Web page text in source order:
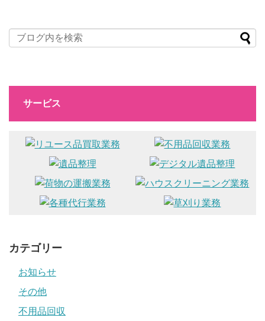
サービス
カテゴリー
お知らせ
その他
不用品回収